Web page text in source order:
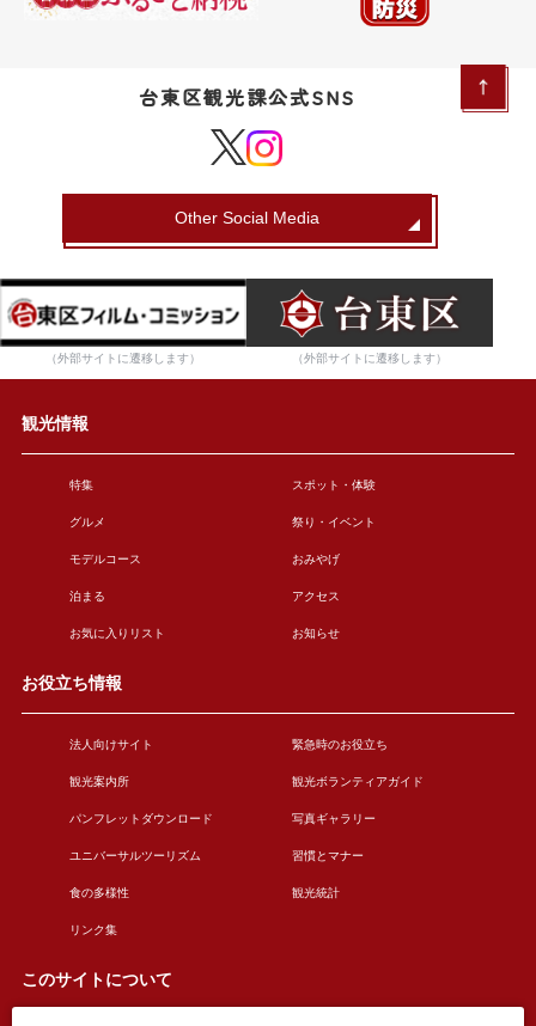
台東区観光課公式SNS
Other Social Media
（外部サイトに遷移します） （外部サイトに遷移します）
観光情報
特集 スポット・体験
グルメ 祭り・イベント
モデルコース おみやげ
泊まる アクセス
お気に入りリスト お知らせ
お役立ち情報
法人向けサイト 緊急時のお役立ち
観光案内所 観光ボランティアガイド
パンフレットダウンロード 写真ギャラリー
ユニバーサルツーリズム 習慣とマナー
食の多様性 観光統計
リンク集
このサイトについて